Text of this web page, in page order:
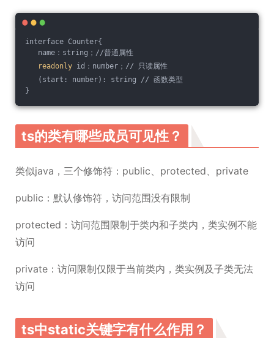
interface Counter{
name：string；//普通属性
readonly id：number；// 只读属性
(start: number): string // 函数类型
}
ts的类有哪些成员可见性？
类似java，三个修饰符：public、protected、private
public：默认修饰符，访问范围没有限制
protected：访问范围限制于类内和子类内，类实例不能
访问
private：访问限制仅限于当前类内，类实例及子类无法
访问
ts中static关键字有什么作用？